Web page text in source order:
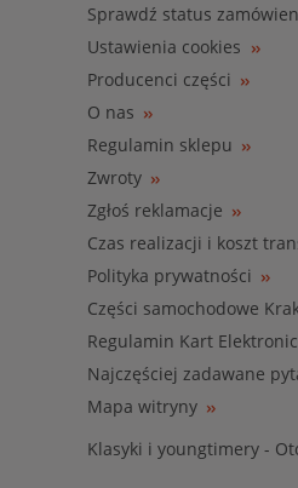
Sprawdź status
Ustawienia cookies
Producenci części
O nas
Regulamin sklepu
Zwroty
Zgłoś reklamacje
Czas realizacji i koszt
Polityka prywatności
Części samochodowe
Regulamin Kart
Najczęściej zadawane
Mapa witryny
Klasyki i youngtimery -